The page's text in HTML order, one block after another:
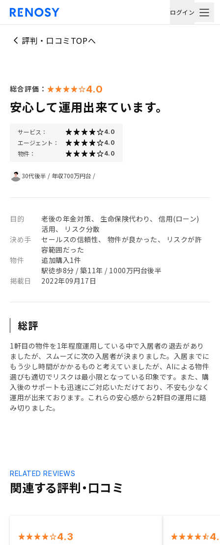
ログイン
評判・口コミTOPへ
総合評価： 4.0
安心して運用出来ています。
サービス： 4.0
エージェント： 4.0
物件： 4.0
30代後半 / 年収700万円台 /
目的
老後の年金対策、 生命保険代わり、 信用(ローン)
活用、 リスク分散
決め手
セールスの信頼性、 物件が良かった、 リスクが許
容範囲だった
物件
追加購入1件
駅徒歩8分 / 築11年 / 1000万円台後半
掲載日
2022年09月17日
総評
1軒目の物件を1年程度運用している中で入居者の退去があり
ましたが、スムーズに次の入居者が決まりました。入居までに
もう少し時間がかかるものと考えていましたが、AIによる物件
選びも適切でリスクは最小限となっている印象です。また、購
入後のサポートも迅速にご対応いただけており、不安も少なく
運用が出来ております。これらの安心感から2軒目の運用に踏
み切りました。
関連する評判・口コミ
RELATED REVIEWS
4.3